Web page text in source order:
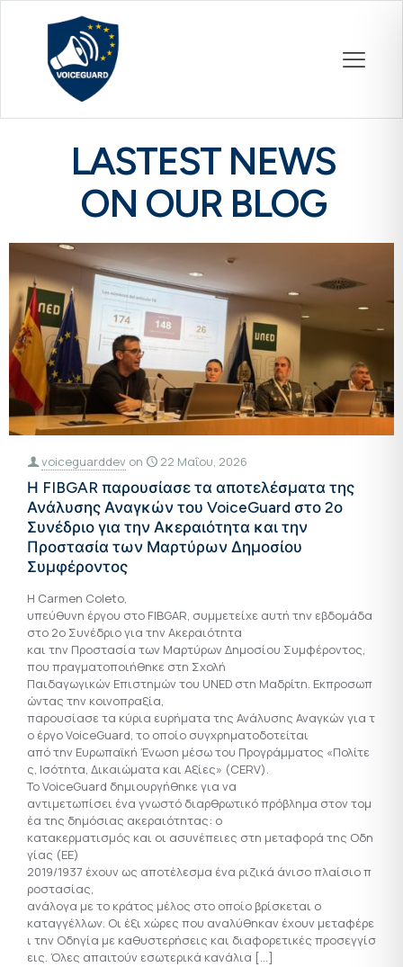
LASTEST NEWS
ON OUR BLOG
voiceguarddev on 22 Μαΐου, 2026
Η FIBGAR παρουσίασε τα αποτελέσματα της
Ανάλυσης Αναγκών του VoiceGuard στο 2ο
Συνέδριο για την Ακεραιότητα και την
Προστασία των Μαρτύρων Δημοσίου
Συμφέροντος
Η Carmen Coleto,
υπεύθυνη έργου στο FIBGAR, συμμετείχε αυτή την εβδομάδα
στο 2ο Συνέδριο για την Ακεραιότητα
και την Προστασία των Μαρτύρων Δημοσίου Συμφέροντος,
που πραγματοποιήθηκε στη Σχολή
Παιδαγωγικών Επιστημών του UNED στη Μαδρίτη. Εκπροσωπ
ώντας την κοινοπραξία,
παρουσίασε τα κύρια ευρήματα της Ανάλυσης Αναγκών για τ
ο έργο VoiceGuard, το οποίο συγχρηματοδοτείται
από την Ευρωπαϊκή Ένωση μέσω του Προγράμματος «Πολίτε
ς, Ισότητα, Δικαιώματα και Αξίες» (CERV).
Το VoiceGuard δημιουργήθηκε για να
αντιμετωπίσει ένα γνωστό διαρθρωτικό πρόβλημα στον τομ
έα της δημόσιας ακεραιότητας: ο
κατακερματισμός και οι ασυνέπειες στη μεταφορά της Οδη
γίας (ΕΕ)
2019/1937 έχουν ως αποτέλεσμα ένα ριζικά άνισο πλαίσιο π
ροστασίας,
ανάλογα με το κράτος μέλος στο οποίο βρίσκεται ο
καταγγέλλων. Οι έξι χώρες που αναλύθηκαν έχουν μεταφέρε
ι την Οδηγία με καθυστερήσεις και διαφορετικές προσεγγίσ
εις. Όλες απαιτούν εσωτερικά κανάλια […]